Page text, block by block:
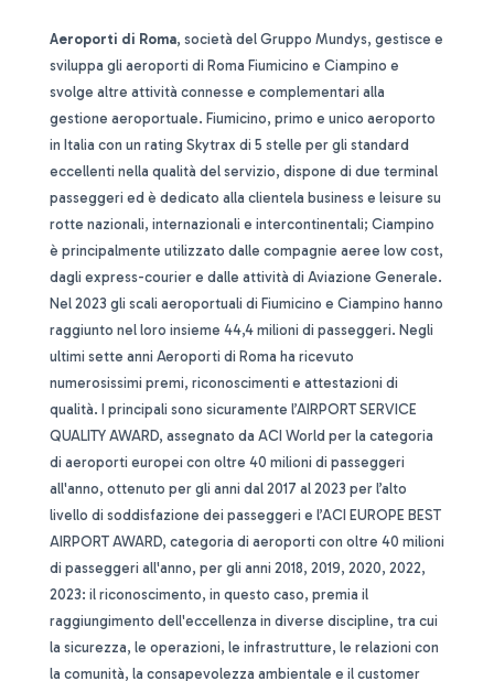
Aeroporti di Roma, società del Gruppo Mundys, gestisce e
sviluppa gli aeroporti di Roma Fiumicino e Ciampino e
svolge altre attività connesse e complementari alla
gestione aeroportuale. Fiumicino, primo e unico aeroporto
in Italia con un rating Skytrax di 5 stelle per gli standard
eccellenti nella qualità del servizio, dispone di due terminal
passeggeri ed è dedicato alla clientela business e leisure su
rotte nazionali, internazionali e intercontinentali; Ciampino
è principalmente utilizzato dalle compagnie aeree low cost,
dagli express-courier e dalle attività di Aviazione Generale.
Nel 2023 gli scali aeroportuali di Fiumicino e Ciampino hanno
raggiunto nel loro insieme 44,4 milioni di passeggeri. Negli
ultimi sette anni Aeroporti di Roma ha ricevuto
numerosissimi premi, riconoscimenti e attestazioni di
qualità. I principali sono sicuramente l’AIRPORT SERVICE
QUALITY AWARD, assegnato da ACI World per la categoria
di aeroporti europei con oltre 40 milioni di passeggeri
all'anno, ottenuto per gli anni dal 2017 al 2023 per l’alto
livello di soddisfazione dei passeggeri e l’ACI EUROPE BEST
AIRPORT AWARD, categoria di aeroporti con oltre 40 milioni
di passeggeri all'anno, per gli anni 2018, 2019, 2020, 2022,
2023: il riconoscimento, in questo caso, premia il
raggiungimento dell'eccellenza in diverse discipline, tra cui
la sicurezza, le operazioni, le infrastrutture, le relazioni con
la comunità, la consapevolezza ambientale e il customer